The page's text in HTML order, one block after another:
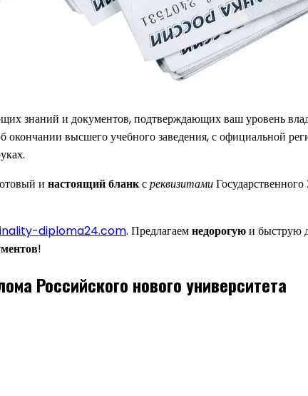
знаний и документов, подтверждающих ваш уровень
окончании высшего учебного заведения, с официальной
и настоящий бланксреквизитами
diploma24.com. Предлагаемнедорогуюи быструю
!
Российского нового университета